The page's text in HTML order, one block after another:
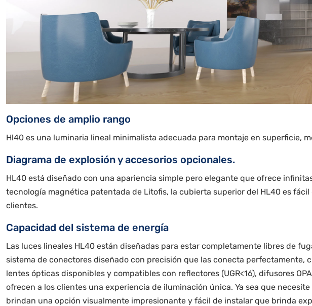
Opciones de amplio rango
Hl40 es una luminaria lineal minimalista adecuada para montaje en superficie,
Diagrama de explosión y accesorios opcionales.
HL40 está diseñado con una apariencia simple pero elegante que ofrece
tecnología magnética patentada de Litofis, la cubierta superior del HL40 es
clientes.
Capacidad del sistema de energía
Las luces lineales HL40 están diseñadas para estar completamente libres de
sistema de conectores diseñado con precisión que las conecta
lentes ópticas disponibles y compatibles con reflectores (UGR<16), difusores
ofrecen a los clientes una experiencia de iluminación única. Ya sea que
brindan una opción visualmente impresionante y fácil de instalar que brinda